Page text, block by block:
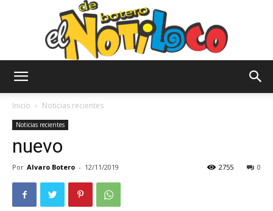
Inicio Noticias recientes
Noticias recientes
nuevo
Por Alvaro Botero - 12/11/2019 0
2755